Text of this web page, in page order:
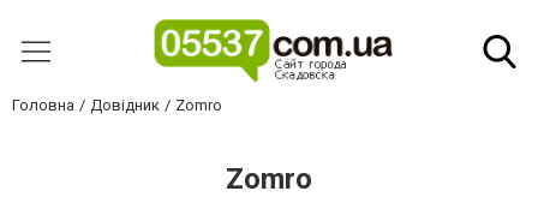
Головна Довідник Zomro
Zomro